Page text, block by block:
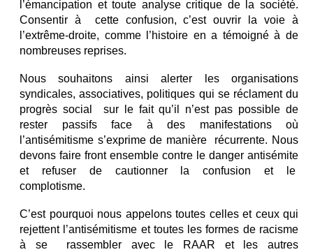
l’émancipation et toute analyse critique de la société.
Consentir à cette confusion, c’est ouvrir la voie à
l’extrême-droite, comme l’histoire en a témoigné à de
nombreuses reprises.
Nous souhaitons ainsi alerter les organisations
syndicales, associatives, politiques qui se réclament du
progrès social sur le fait qu’il n’est pas possible de
rester passifs face à des manifestations où
l’antisémitisme s’exprime de manière récurrente. Nous
devons faire front ensemble contre le danger antisémite
et refuser de cautionner la confusion et le
complotisme.
C’est pourquoi nous appelons toutes celles et ceux qui
rejettent l’antisémitisme et toutes les formes de racisme
à se rassembler avec le RAAR et les autres